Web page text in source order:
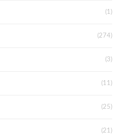
(1)
(274)
(3)
(11)
(25)
(21)